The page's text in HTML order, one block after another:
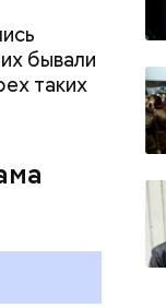
бывали
таких